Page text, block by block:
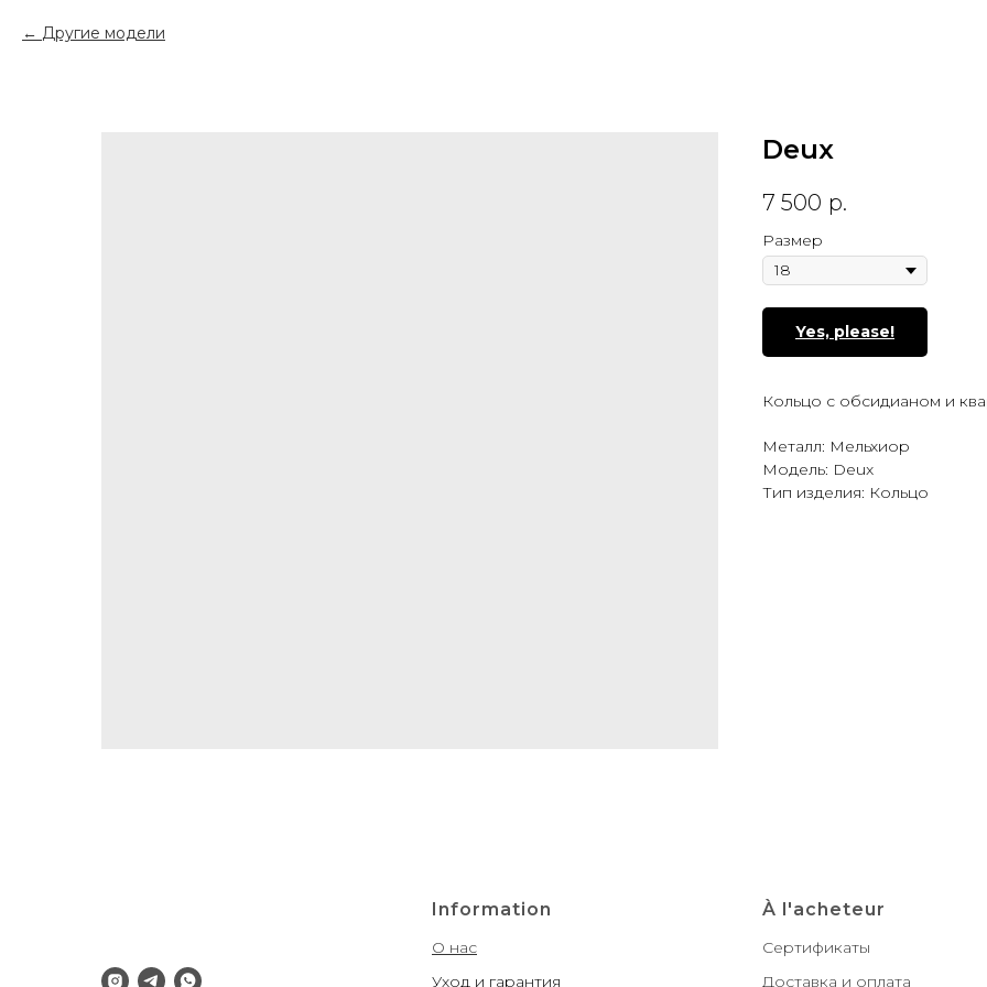
Другие модели
Deux
7 500 р.
Размер
Yes, please!
Кольцо с обсидианом и
Металл: Мельхиор
Модель: Deux
Тип изделия: Кольцо
Information
О нас
Уход и гарантия
À l'acheteur
Сертификаты
Доставка и оплата